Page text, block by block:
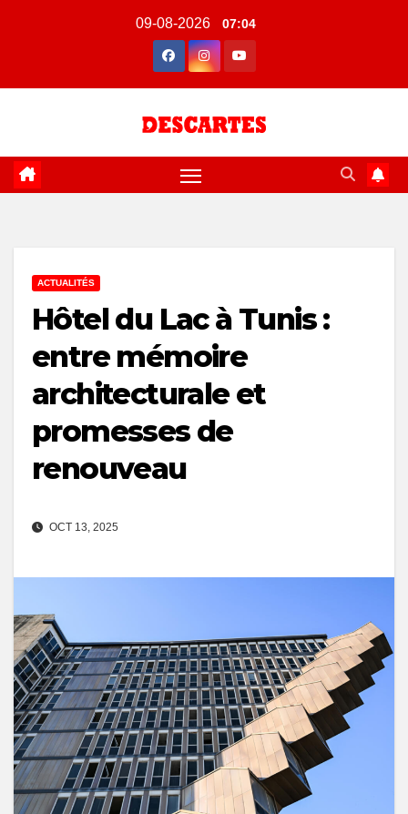
09-08-2026 07:04
ACTUALITÉS
Hôtel du Lac à Tunis :
entre mémoire
architecturale et
promesses de
renouveau
OCT 13, 2025